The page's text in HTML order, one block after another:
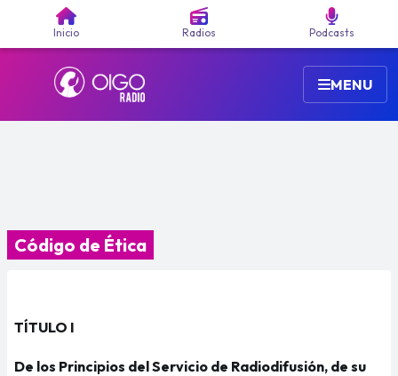
Inicio Radios Podcasts
MENU
Código de Ética
TÍTULO I
De los Principios del Servicio de Radiodifusión, de su